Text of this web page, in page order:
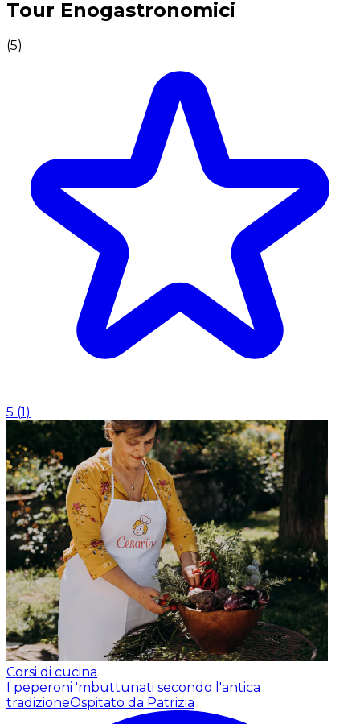
Tour Enogastronomici
(5)
5 (1)
Corsi di cucina
I peperoni 'mbuttunati secondo l'antica
tradizioneOspitato da Patrizia